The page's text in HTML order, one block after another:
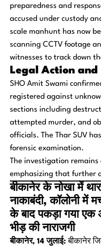
preparedness and
accused under custody
scale manhunt has now
scanning CCTV footage
witnesses to track down
Legal Action
SHO Amit Swami
registered against
sections including
attempted murder, and
officials. The Thar SUV
forensic examination.
The investigation
emphasizing that further
बीकानेर के नोखा में
नाकाबंदी, कॉलोनी में
के बाद पकड़ा गया एक
भीड़ की नाराजगी
बीकानेर, 14 जुलाई: बीकानेर